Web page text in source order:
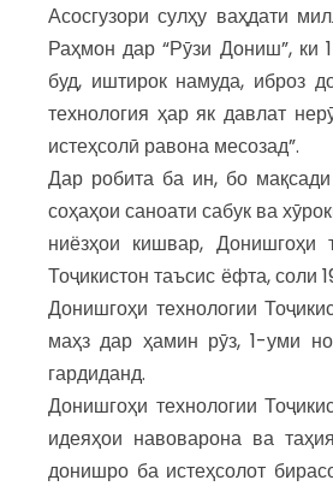
Асосгузори сулҳу ваҳдати
Раҳмон дар “Рӯзи Дониш”, ки
буд, иштирок намуда, иброз
технология ҳар як давлат
истеҳсолӣ равона месозад”.
Дар робита ба ин, бо
соҳаҳои саноати сабук ва
ниёзҳои кишвар, Донишгоҳи
Тоҷикистон таъсис ёфта, соли
Донишгоҳи технологии
маҳз дар ҳамин рӯз, 1-уми
гардиданд.
Донишгоҳи технологии
идеяҳои навоварона ва
донишро ба истеҳсолот